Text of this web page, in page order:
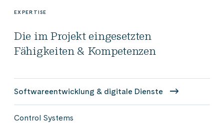
EXPERTISE
Die im Projekt eingesetzten
Fähigkeiten & Kompetenzen
Softwareentwicklung & digitale Dienste
Control Systems